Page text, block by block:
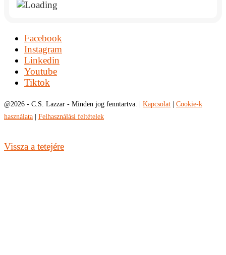
Facebook
Instagram
Linkedin
Youtube
Tiktok
@2026 - C.S. Lazzar - Minden jog fenntartva. | Kapcsolat
Cookie-k
használata
Felhasználási feltételek
Vissza a tetejére